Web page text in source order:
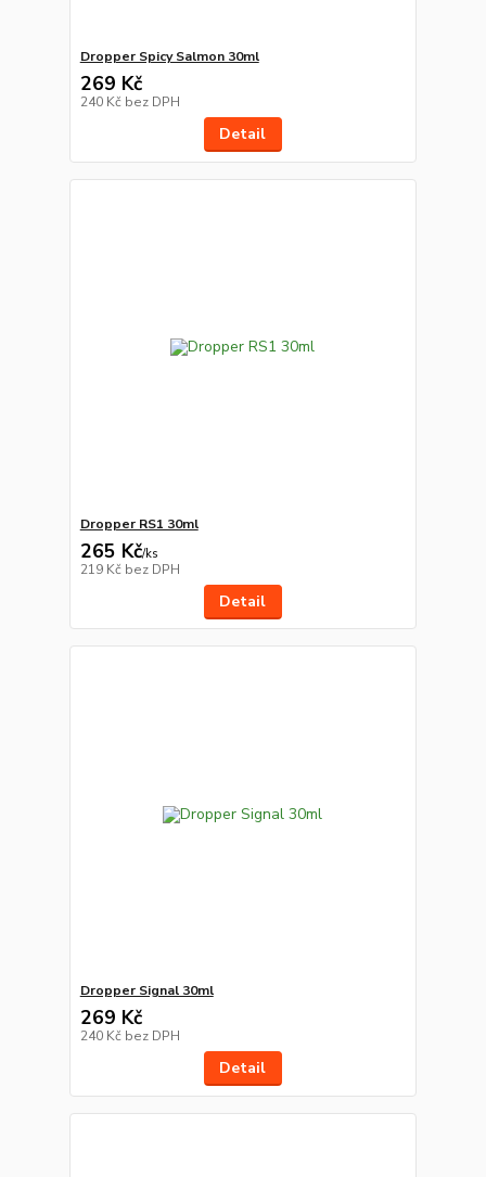
Dropper Spicy Salmon 30ml
269 Kč
240 Kč bez DPH
Detail
Dropper RS1 30ml
265 Kč/ks
219 Kč bez DPH
Detail
Dropper Signal 30ml
269 Kč
240 Kč bez DPH
Detail